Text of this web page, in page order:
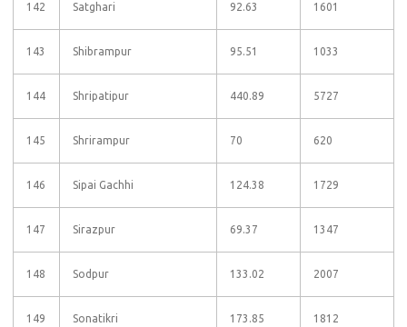
142 Satghari 92.63 1601
143 Shibrampur 95.51 1033
144 Shripatipur 440.89 5727
145 Shrirampur 70 620
146 Sipai Gachhi 124.38 1729
147 Sirazpur 69.37 1347
148 Sodpur 133.02 2007
149 Sonatikri 173.85 1812